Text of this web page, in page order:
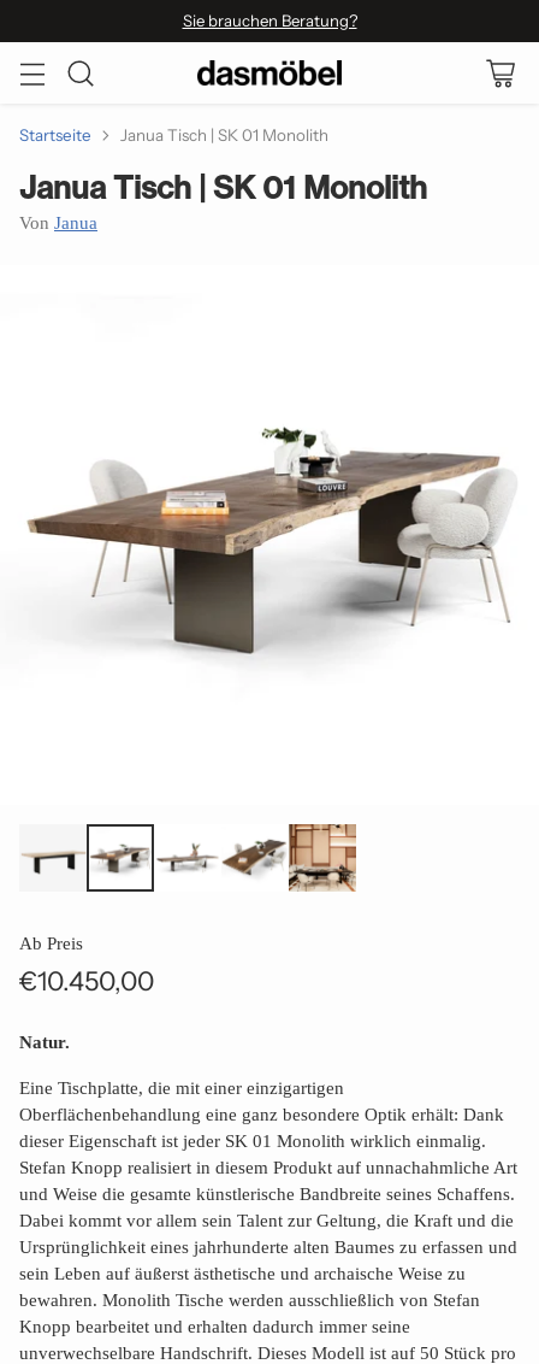
Sie brauchen Beratung?
Startseite Janua Tisch | SK 01 Monolith
Janua Tisch | SK 01 Monolith
Von Janua
Ab Preis
Normaler
Preis
€10.450,00
Natur.
Eine Tischplatte, die mit einer einzigartigen
Oberflächenbehandlung eine ganz besondere Optik erhält: Dank
dieser Eigenschaft ist jeder SK 01 Monolith wirklich einmalig.
Stefan Knopp realisiert in diesem Produkt auf unnachahmliche Art
und Weise die gesamte künstlerische Bandbreite seines Schaffens.
Dabei kommt vor allem sein Talent zur Geltung, die Kraft und die
Ursprünglichkeit eines jahrhunderte alten Baumes zu erfassen und
sein Leben auf äußerst ästhetische und archaische Weise zu
bewahren. Monolith Tische werden ausschließlich von Stefan
Knopp bearbeitet und erhalten dadurch immer seine
unverwechselbare Handschrift. Dieses Modell ist auf 50 Stück pro